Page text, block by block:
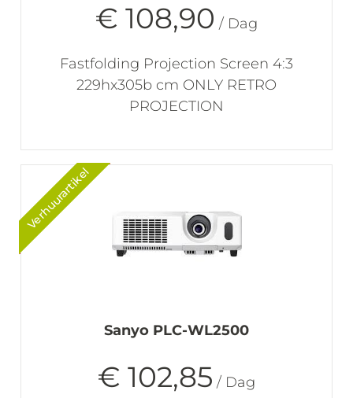
€ 108,90 / Dag
Fastfolding Projection Screen 4:3
229hx305b cm ONLY RETRO
PROJECTION
Sanyo PLC-WL2500
€ 102,85 / Dag
Verhuurartikel